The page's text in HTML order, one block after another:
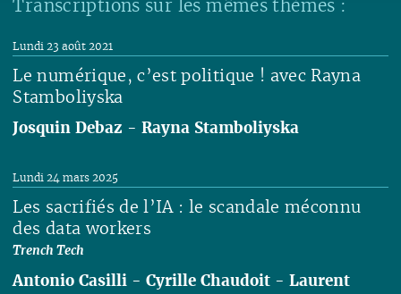
Transcriptions sur les mêmes thèmes :
Le numérique, c’est politique ! avec Rayna
Stamboliyska
Lundi 23 août 2021
Josquin Debaz -Rayna Stamboliyska
Lire
Les sacrifiés de l’IA : le scandale méconnu
des data workers
Trench Tech
Lundi 24 mars 2025
Antonio Casilli -Cyrille Chaudoit -Laurent